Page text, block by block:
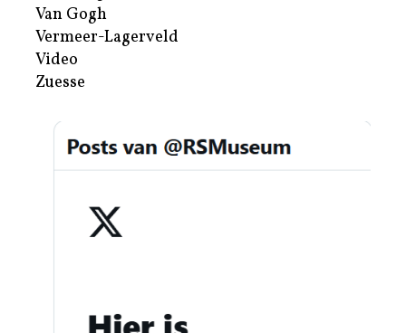
Van Gogh
Vermeer-Lagerveld
Video
Zuesse